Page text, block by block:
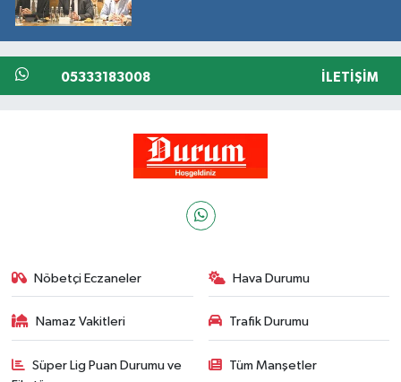
05333183008 İLETIŞIM
Nöbetçi Eczaneler Hava Durumu
Namaz Vakitleri Trafik Durumu
Süper Lig Puan Durumu ve
Tüm Manşetler